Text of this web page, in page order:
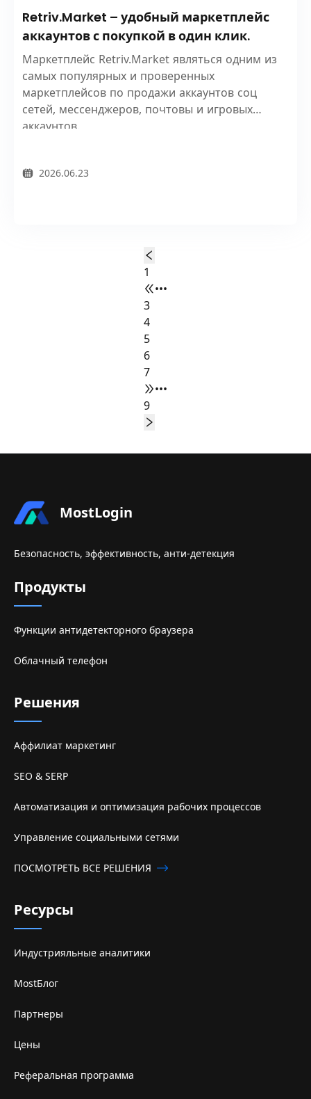
Retriv.Market – удобный маркетплейс
аккаунтов с покупкой в один клик.
Маркетплейс Retriv.Market являться одним из
самых популярных и проверенных
маркетплейсов по продажи аккаунтов соц
сетей, мессенджеров, почтовы и игровых
аккаунтов.
2026.06.23
1
•••
3
4
5
6
7
•••
9
MostLogin
Безопасность, эффективность, анти-детекция
Продукты
Функции антидетекторного браузера
Облачный телефон
Решения
Аффилиат маркетинг
SEO & SERP
Автоматизация и оптимизация рабочих процессов
Управление социальными сетями
ПОСМОТРЕТЬ ВСЕ РЕШЕНИЯ
Ресурсы
Индустрияльные аналитики
MostБлог
Партнеры
Цены
Реферальная программа